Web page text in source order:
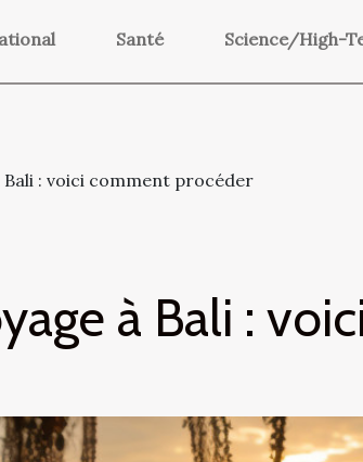
Santé Science/High-
Bali : voici comment procéder
à Bali :